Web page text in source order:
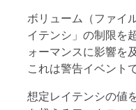
ボリューム（ファイ
イテンシ」の制限を
ォーマンスに影響を
これは警告イベントで
想定レイテンシの値